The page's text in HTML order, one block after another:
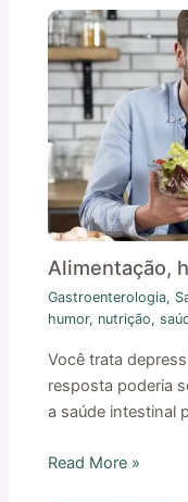
Alimentação,
Gastroenterologia,
humor, nutrição,
Você trata
resposta poderia
a saúde intestinal
Read More »